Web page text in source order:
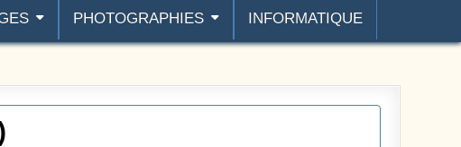
PHOTOGRAPHIES INFORMATIQUE